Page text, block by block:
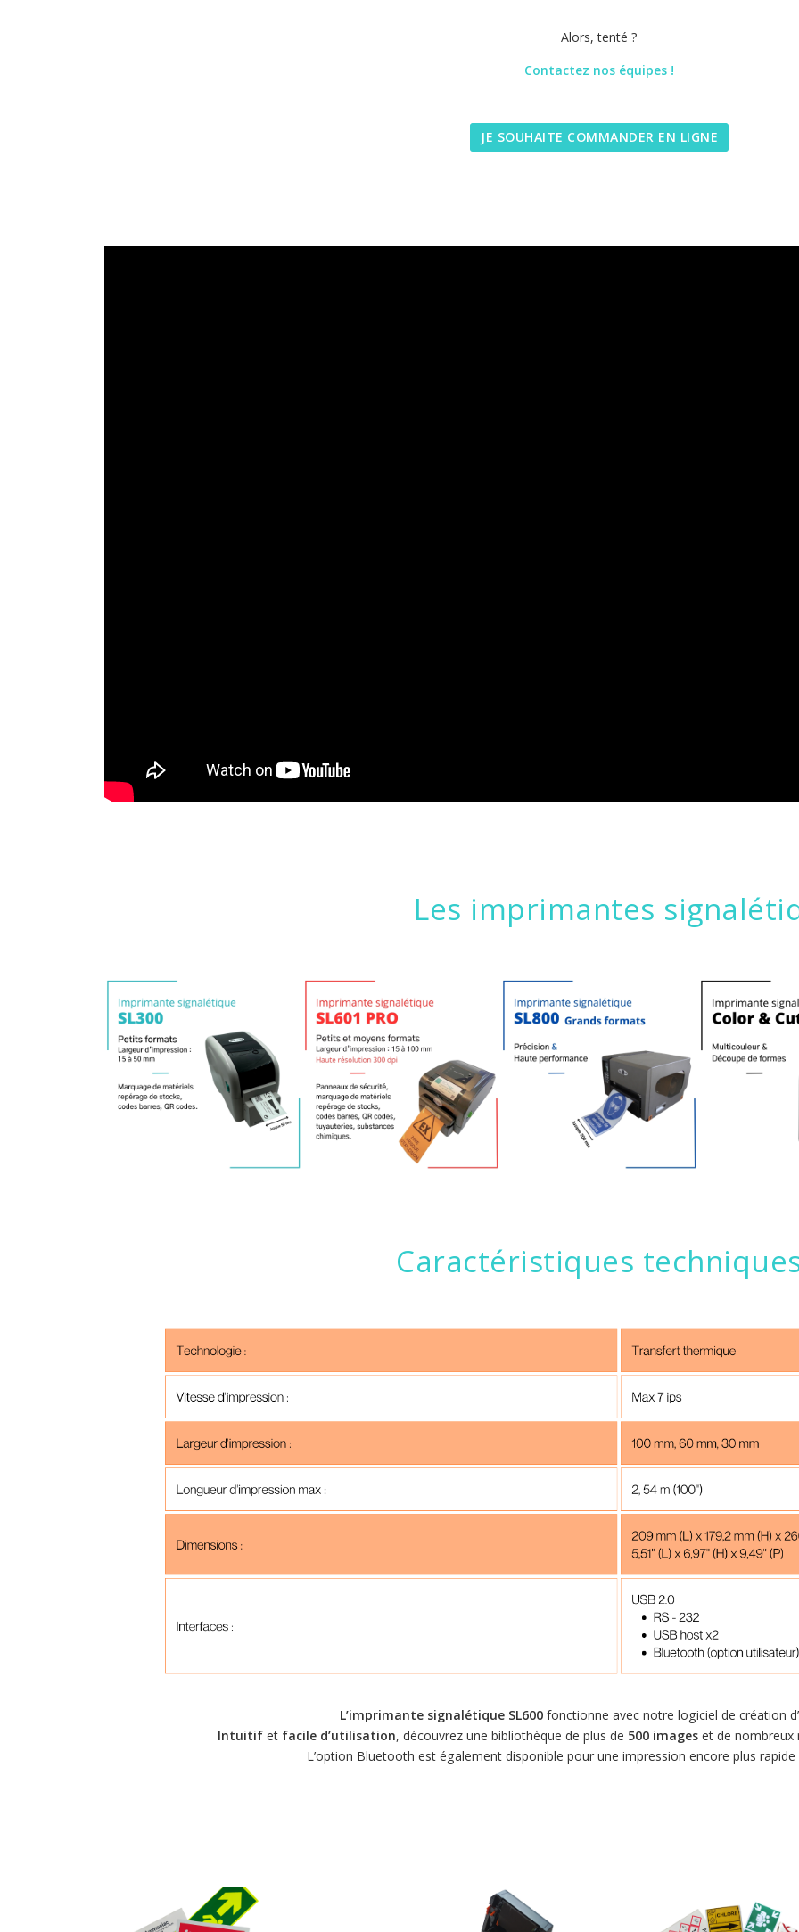
Alors, tenté ?
Contactez nos équipes !
JE SOUHAITE COMMANDER EN LIGNE
Les imprimantes
Caractéristiques
L’imprimante signalétique SL600 fonctionne avec notre logiciel de création
Intuitif et facile d’utilisation, découvrez une bibliothèque de plus de 500 images et de nombreux
L’option Bluetooth est également disponible pour une impression encore plus